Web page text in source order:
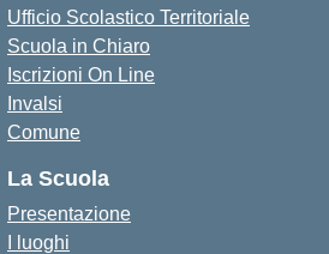
Ufficio Scolastico Territoriale
Scuola in Chiaro
Iscrizioni On Line
Invalsi
Comune
La Scuola
Presentazione
I luoghi